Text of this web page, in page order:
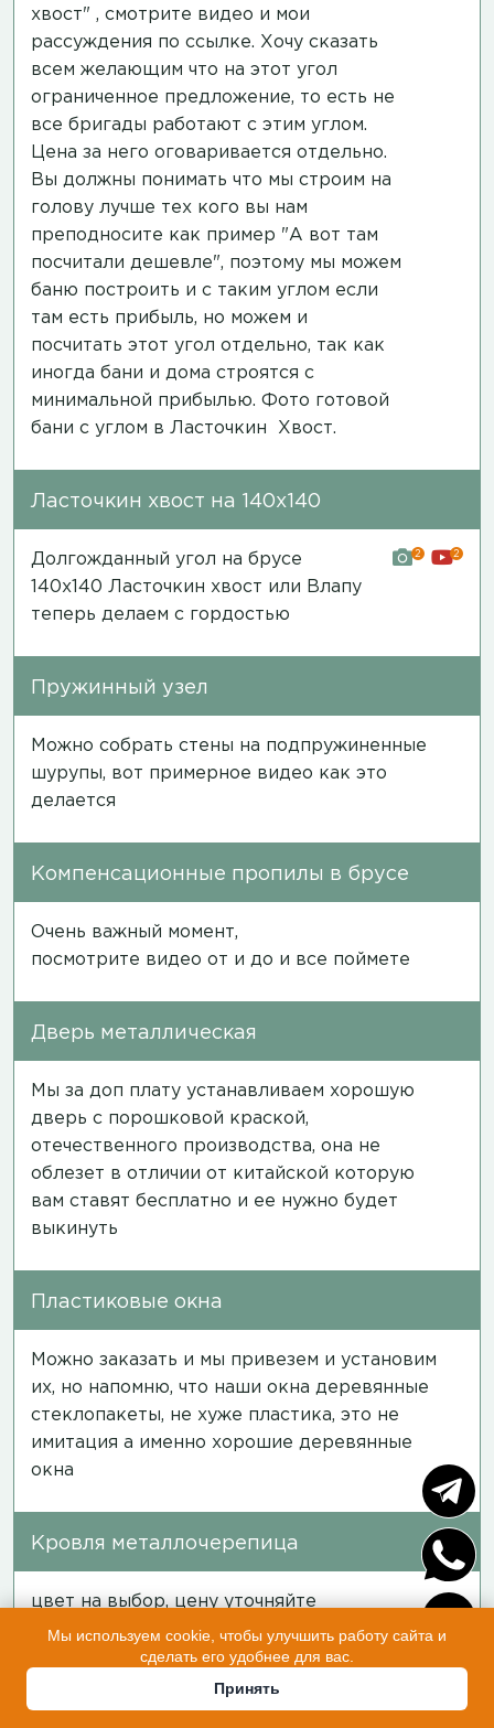
хвост" , смотрите видео и мои
рассуждения по ссылке. Хочу сказать
всем желающим что на этот угол
ограниченное предложение, то есть не
все бригады работают с этим углом.
Цена за него оговаривается отдельно.
Вы должны понимать что мы строим на
голову лучше тех кого вы нам
преподносите как пример "А вот там
посчитали дешевле", поэтому мы можем
баню построить и с таким углом если
там есть прибыль, но можем и
посчитать этот угол отдельно, так как
иногда бани и дома строятся с
минимальной прибылью. Фото готовой
бани с углом в Ласточкин Хвост.
Ласточкин хвост на 140х140
Долгожданный угол на брусе
140х140 Ласточкин хвост или Влапу
теперь делаем с гордостью
2 2
Пружинный узел
Можно собрать стены на подпружиненные
шурупы, вот примерное видео как это
делается
Компенсационные пропилы в брусе
Очень важный момент,
посмотрите видео от и до и все поймете
Дверь металлическая
Мы за доп плату устанавливаем хорошую
дверь с порошковой краской,
отечественного производства, она не
облезет в отличии от китайской которую
вам ставят бесплатно и ее нужно будет
выкинуть
Пластиковые окна
Можно заказать и мы привезем и установим
их, но напомню, что наши окна деревянные
стеклопакеты, не хуже пластика, это не
имитация а именно хорошие деревянные
окна
Кровля металлочерепица
цвет на выбор, цену уточняйте
Мы используем cookie, чтобы улучшить работу сайта и
сделать его удобнее для вас.
Принять